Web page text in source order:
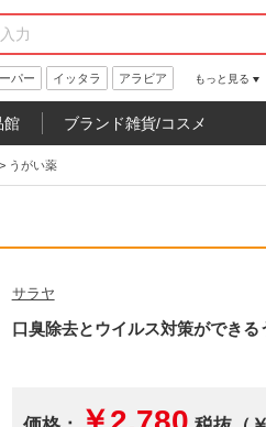
パー イッタラ アラビア もっと見る
館 ブランド雑貨/コスメ
> うがい薬
サラヤ
口臭除去とウイルス対策ができる